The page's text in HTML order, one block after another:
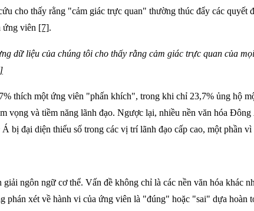
cho thấy rằng "cảm giác trực quan" thường thúc đẩy các quyết
ứng viên [7].
dữ liệu của chúng tôi cho thấy rằng cảm giác trực quan của
thích một ứng viên "phấn khích", trong khi chỉ 23,7% ủng hộ
vọng và tiềm năng lãnh đạo. Ngược lại, nhiều nền văn hóa
bị đại diện thiểu số trong các vị trí lãnh đạo cấp cao, một phần
ngôn ngữ cơ thể. Vấn đề không chỉ là các nền văn hóa khác
xét về hành vi của ứng viên là "đúng" hoặc "sai" dựa hoàn